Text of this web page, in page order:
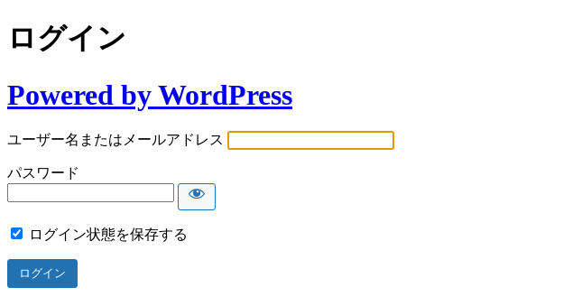
ログイン
Powered by WordPress
ユーザー名またはメールアドレス
パスワード
ログイン状態を保存する